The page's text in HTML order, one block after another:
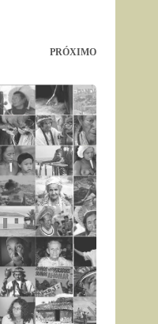
PRÓXIMO